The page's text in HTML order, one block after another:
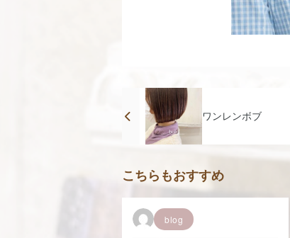
ワンレンボブ
こちらもおすすめ
blog